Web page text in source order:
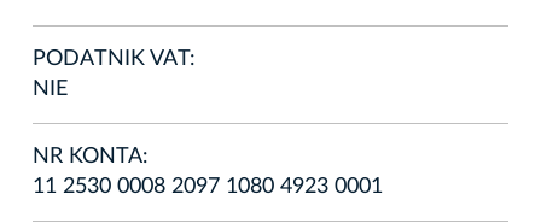
PODATNIK VAT:
NIE
NR KONTA:
11 2530 0008 2097 1080 4923 0001